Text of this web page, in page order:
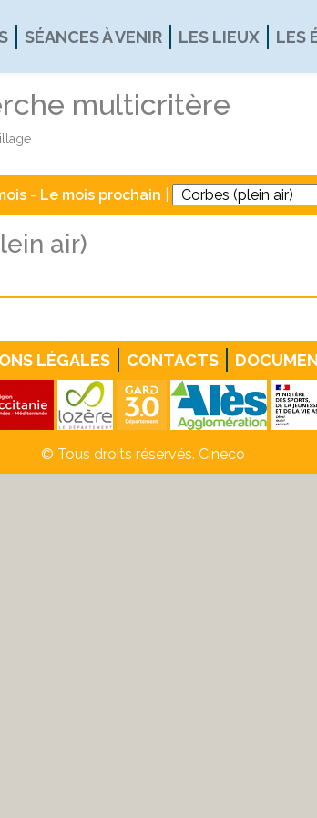
SÉANCES À VENIR LES LIEUX LES
multicritère
- Le mois prochain
air)
LÉGALES CONTACTS
© Tous droits réservés. Cineco